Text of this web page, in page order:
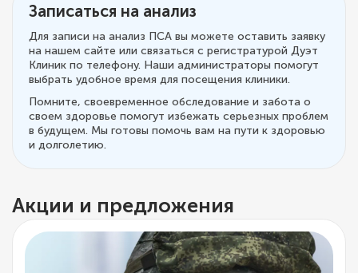
Записаться на анализ
Для записи на анализ ПСА вы можете оставить заявку
на нашем сайте или связаться с регистратурой Дуэт
Клиник по телефону. Наши администраторы помогут
выбрать удобное время для посещения клиники.
Помните, своевременное обследование и забота о
своем здоровье помогут избежать серьезных проблем
в будущем. Мы готовы помочь вам на пути к здоровью
и долголетию.
Акции и предложения